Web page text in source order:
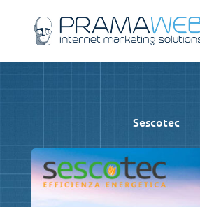
Sescotec